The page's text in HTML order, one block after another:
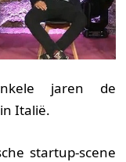
jaren de
Italië.
startup-scene